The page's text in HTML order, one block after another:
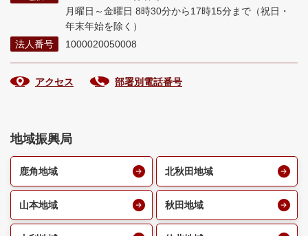
月曜日～金曜日 8時30分から17時15分まで （祝日・
年末年始を除く）
法人番号
1000020050008
アクセス 部署別電話番号
地域振興局
鹿角地域 北秋田地域
山本地域 秋田地域